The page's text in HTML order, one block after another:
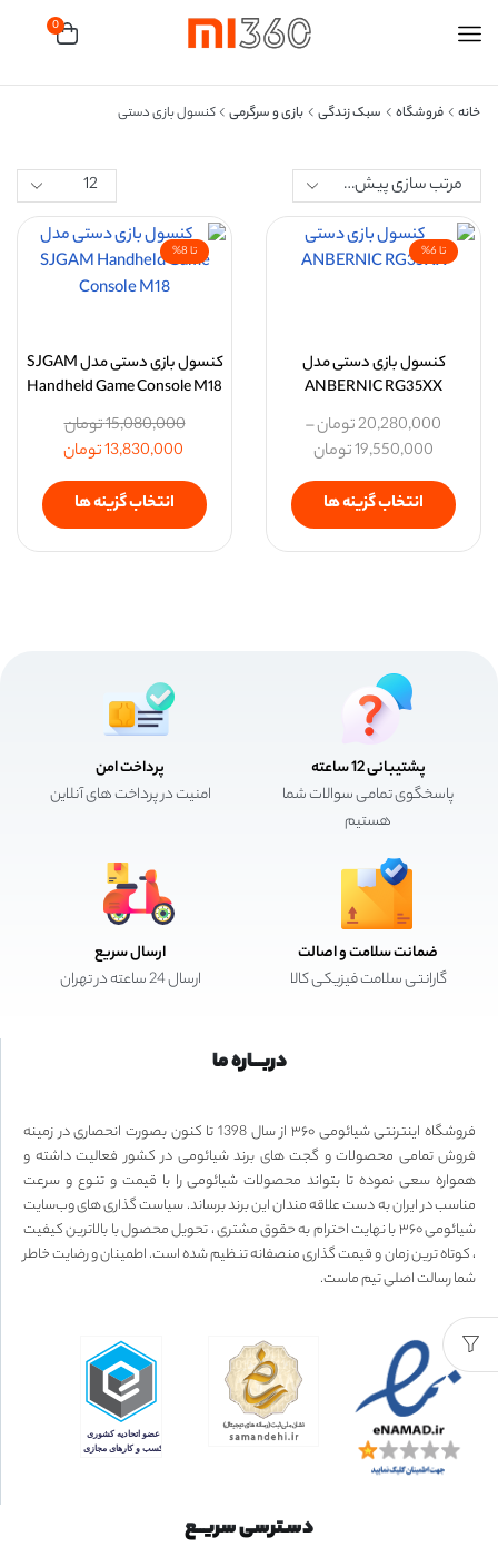
0
خانه فروشگاه سبک زندگی بازی و سرگرمی کنسول بازی دستی
تا 6%
کنسول بازی دستی مدل
ANBERNIC RG35XX
20,280,000تومان–
19,550,000تومان
انتخاب گزینه ها
تا 8%
کنسول بازی دستی مدل SJGAM
Handheld Game Console M18
15,080,000تومان
13,830,000تومان
انتخاب گزینه ها
پشتیبانی 12 ساعته
پاسخگوی تمامی سوالات شما
هستیم
پرداخت امن
امنیت در پرداخت های آنلاین
ضمانت سلامت و اصالت
گارانتی سلامت فیزیکی کالا
ارسال سریع
ارسال 24 ساعته در تهران
دربـــاره ما
فروشگاه اینترنتی شیائومی ۳۶۰ از سال 1398 تا کنون بصورت انحصاری در زمینه
فروش تمامی محصولات و گجت های برند شیائومی در کشور فعالیت داشته و
همواره سعی نموده تا بتواند محصولات شیائومی را با قیمت و تنوع و سرعت
مناسب در ایران به دست علاقه مندان این برند برساند. سیاست گذاری های وب‌سایت
شیائومی ۳۶۰ با نهایت احترام به حقوق مشتری ، تحویل محصول با بالاترین کیفیت
، کوتاه ترین زمان و قیمت گذاری منصفانه تنظیم شده است. اطمینان و رضایت خاطر
شما رسالت اصلی تیم ماست.
دسـترسی سریــع